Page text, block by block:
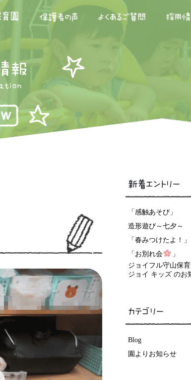
育園 保護者の声 よくあるご質問 採用
報
新着エントリー
「感触あそび」
造形遊び～七夕～
「春みつけたよ！」
「お別れ会
」
ジョイフル守山保
ジョイ キッズ のお
カテゴリー
Blog
園よりお知らせ